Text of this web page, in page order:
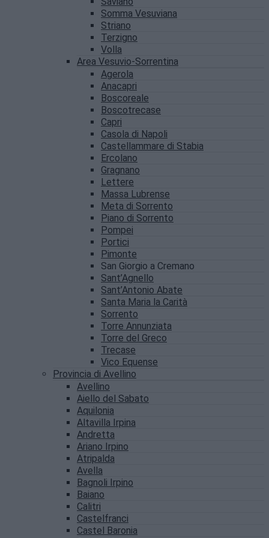
Somma Vesuviana
Striano
Terzigno
Volla
Area Vesuvio-Sorrentina
Agerola
Anacapri
Boscoreale
Boscotrecase
Capri
Casola di Napoli
Castellammare di Stabia
Ercolano
Gragnano
Lettere
Massa Lubrense
Meta di Sorrento
Piano di Sorrento
Pompei
Portici
Pimonte
San Giorgio a Cremano
Sant’Agnello
Sant’Antonio Abate
Santa Maria la Carità
Sorrento
Torre Annunziata
Torre del Greco
Trecase
Vico Equense
Provincia di Avellino
Avellino
Aiello del Sabato
Aquilonia
Altavilla Irpina
Andretta
Ariano Irpino
Atripalda
Avella
Bagnoli Irpino
Baiano
Calitri
Castelfranci
Castel Baronia